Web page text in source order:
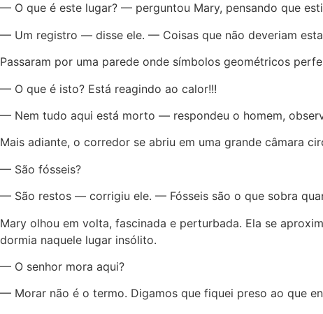
— O que é este lugar? — perguntou Mary, pensando que
— Um registro — disse ele. — Coisas que não deveriam
Passaram por uma parede onde símbolos geométricos
— O que é isto? Está reagindo ao calor!!!
— Nem tudo aqui está morto — respondeu o homem,
Mais adiante, o corredor se abriu em uma grande câmara
— São fósseis?
— São restos — corrigiu ele. — Fósseis são o que sobra
Mary olhou em volta, fascinada e perturbada. Ela se
dormia naquele lugar insólito.
— O senhor mora aqui?
— Morar não é o termo. Digamos que fiquei preso ao que